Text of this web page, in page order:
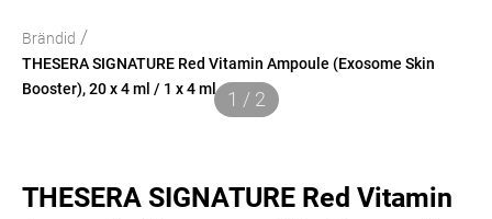
Brändid /
THESERA SIGNATURE Red Vitamin Ampoule (Exosome Skin
Booster), 20 x 4 ml / 1 x 4 ml
1 / 2
THESERA SIGNATURE Red Vitamin